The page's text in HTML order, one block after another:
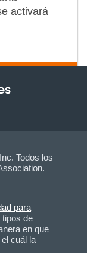
activará
Todos los
para
tipos de
en que
cuál la